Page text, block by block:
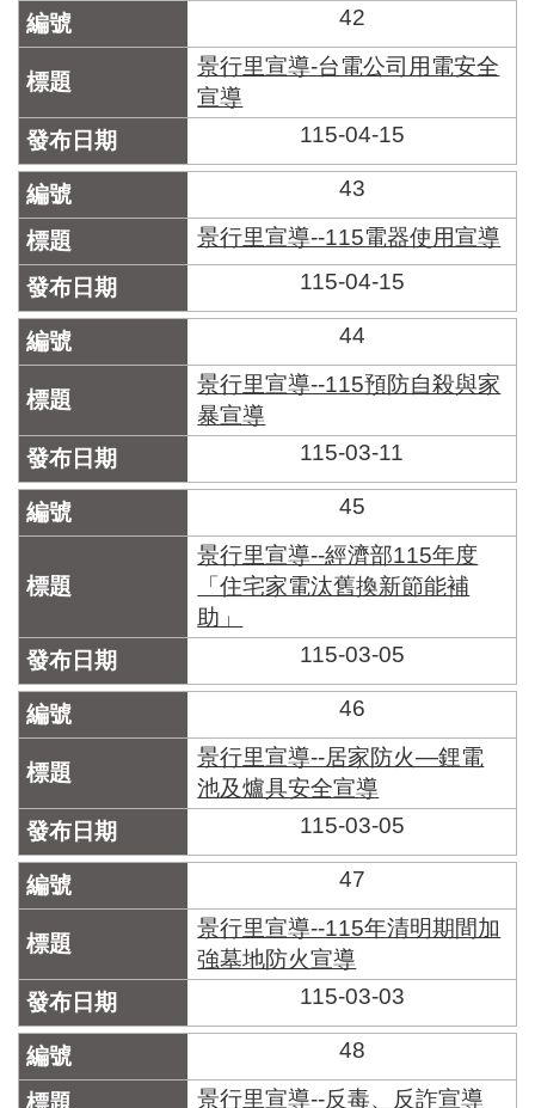
統
化
文
化
資
產
臺
北
市
區
里
說
臺
北
市
鄰
名
冊
42
景行里宣導-台電公司用電安全
宣導
115-04-15
43
景行里宣導--115電器使用宣導
115-04-15
44
景行里宣導--115預防自殺與家
暴宣導
115-03-11
45
景行里宣導--經濟部115年度
「住宅家電汰舊換新節能補
助」
115-03-05
46
景行里宣導--居家防火—鋰電
池及爐具安全宣導
115-03-05
47
景行里宣導--115年清明期間加
強墓地防火宣導
115-03-03
48
景行里宣導--反毒、反詐宣導